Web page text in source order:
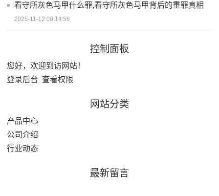
看守所灰色马甲什么罪,看守所灰色马甲背后的重罪真相
2025-11-12 00:14:56
控制面板
您好，欢迎到访网站！
登录后台 查看权限
网站分类
产品中心
公司介绍
行业动态
最新留言